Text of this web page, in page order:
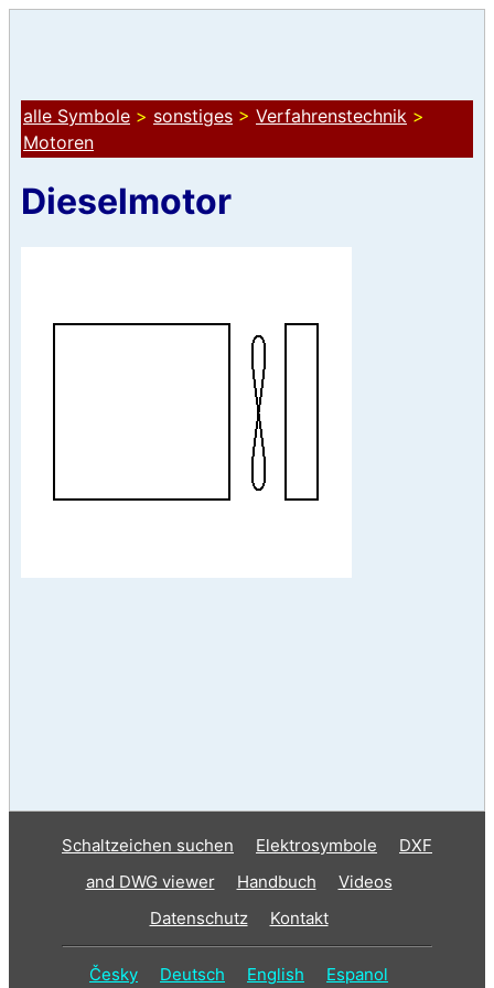
alle Symbole > sonstiges > Verfahrenstechnik >
Motoren
Dieselmotor
Schaltzeichen suchen Elektrosymbole
DXF
and DWG viewer
Handbuch
Videos
Datenschutz
Kontakt
Česky Deutsch English Espanol